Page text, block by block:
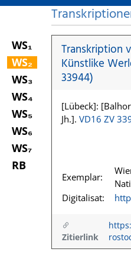
WS₁
WS₂
WS₃
WS₄
WS₅
WS₆
WS₇
RB
Transkription
Künstlike
33944)
[Lübeck]:
Jh.]. VD16 ZV
Exemplar:
Digitalisat:
Zitierlink